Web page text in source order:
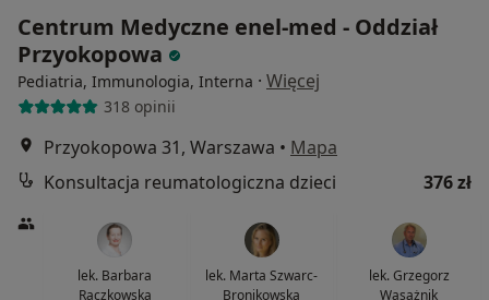
Centrum Medyczne enel-med - Oddział
Przyokopowa
Pediatria, Immunologia, Interna · Więcej
318 opinii
Przyokopowa 31, Warszawa • Mapa
Konsultacja reumatologiczna dzieci
376 zł
lek. Barbara
Raczkowska
lek. Marta Szwarc-
Bronikowska
lek. Grzegorz
Wasążnik